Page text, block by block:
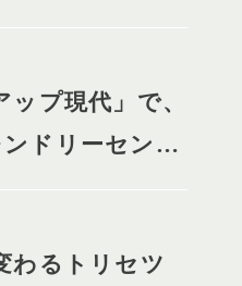
プ現代」で、
ドリーセンタ
わるトリセツ